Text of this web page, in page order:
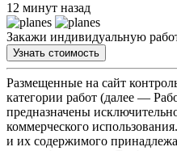
12 минут назад
Закажи индивидуальную
Узнать стоимость
Размещенные на сайт
категории работ (далее —
предназначены
коммерческого
и их содержимого